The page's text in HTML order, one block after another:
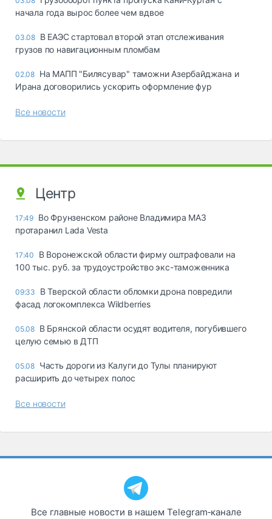
начала года вырос более чем вдвое
03.08 В ЕАЭС стартовал второй этап отслеживания
грузов по навигационным пломбам
02.08 На МАПП "Билясувар" таможни Азербайджана и
Ирана договорились ускорить оформление фур
Все новости
Центр
17:49 Во Фрунзенском районе Владимира МАЗ
протаранил Lada Vesta
17:40
В Воронежской области фирму оштрафовали на
100 тыс. руб. за трудоустройство экс-таможенника
09:33
В Тверской области обломки дрона повредили
фасад логокомплекса Wildberries
05.08 В Брянской области осудят водителя, погубившего
целую семью в ДТП
05.08 Часть дороги из Калуги до Тулы планируют
расширить до четырех полос
Все новости
Все главные новости в нашем Telegram‑канале